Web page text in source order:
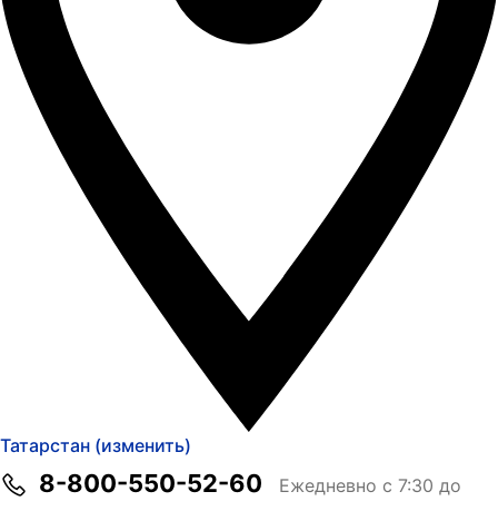
Татарстан (изменить)
8-800-550-52-60 Ежедневно с 7:30 до